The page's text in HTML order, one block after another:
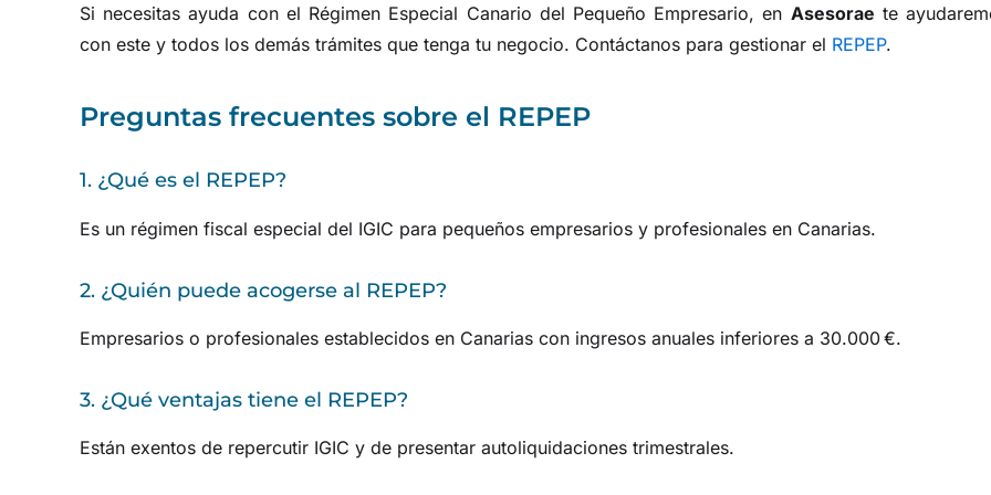
Si necesitas ayuda con el Régimen Especial Canario del Pequeño Empresario, en Asesorae te
con este y todos los demás trámites que tenga tu negocio. Contáctanos para gestionar el REPEP.
Preguntas frecuentes sobre el REPEP
1. ¿Qué es el REPEP?
Es un régimen fiscal especial del IGIC para pequeños empresarios y profesionales en Canarias.
2. ¿Quién puede acogerse al REPEP?
Empresarios o profesionales establecidos en Canarias con ingresos anuales inferiores a 30.000 €.
3. ¿Qué ventajas tiene el REPEP?
Están exentos de repercutir IGIC y de presentar autoliquidaciones trimestrales.